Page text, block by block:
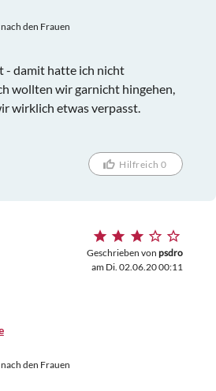
den Frauen
- damit hatte ich nicht
wollten wir garnicht hingehen,
wirklich etwas verpasst.
Hilfreich 0
Geschrieben von psdro
am Di. 02.06.20 00:11
den Frauen